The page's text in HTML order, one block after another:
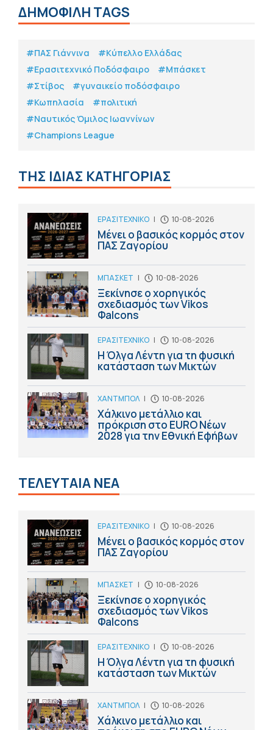
ΔΗΜΟΦΙΛΗ TAGS
#ΠΑΣ Γιάννινα
#Κύπελλο Ελλάδας
#Eρασιτεχνικό Ποδόσφαιρο
#Μπάσκετ
#Στίβος
#γυναικείο ποδόσφαιρο
#Κωπηλασία
#πολιτική
#Ναυτικός Όμιλος Ιωαννίνων
#Champions League
ΤΗΣ ΙΔΙΑΣ ΚΑΤΗΓΟΡΙΑΣ
ΕΡΑΣΙΤΕΧΝΙΚΟ | 10-08-2026
Μένει ο βασικός κορμός στον
ΠΑΣ Ζαγορίου
ΜΠΑΣΚΕΤ | 10-08-2026
Ξεκίνησε ο χορηγικός
σχεδιασμός των Vikos
Φalcons
ΕΡΑΣΙΤΕΧΝΙΚΟ | 10-08-2026
Η Όλγα Λέντη για τη φυσική
κατάσταση των Μικτών
ΧΑΝΤΜΠΟΛ | 10-08-2026
Χάλκινο μετάλλιο και
πρόκριση στο ΕURO Nέων
2028 για την Εθνική Εφήβων
ΤΕΛΕΥΤΑΙΑ ΝΕΑ
ΕΡΑΣΙΤΕΧΝΙΚΟ | 10-08-2026
Μένει ο βασικός κορμός στον
ΠΑΣ Ζαγορίου
ΜΠΑΣΚΕΤ | 10-08-2026
Ξεκίνησε ο χορηγικός
σχεδιασμός των Vikos
Φalcons
ΕΡΑΣΙΤΕΧΝΙΚΟ | 10-08-2026
Η Όλγα Λέντη για τη φυσική
κατάσταση των Μικτών
ΧΑΝΤΜΠΟΛ | 10-08-2026
Χάλκινο μετάλλιο και